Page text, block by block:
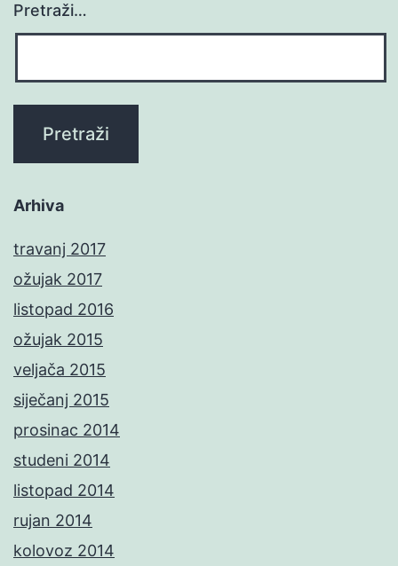
Pretraži…
Arhiva
travanj 2017
ožujak 2017
listopad 2016
ožujak 2015
veljača 2015
siječanj 2015
prosinac 2014
studeni 2014
listopad 2014
rujan 2014
kolovoz 2014